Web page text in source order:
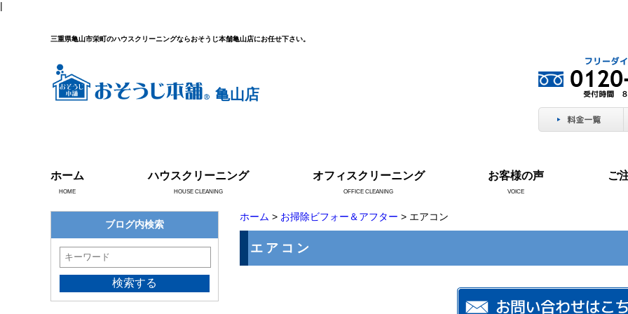
|
三重県亀山市栄町のハウスクリーニングならおそうじ本舗亀山店にお任せ下さい。
亀山店
ホーム
HOME
ハウスクリーニング
HOUSE CLEANING
オフィスクリーニング
OFFICE CLEANING
お客様の声
VOICE
ご
ホーム > お掃除ビフォー＆アフター > エアコン
エアコン
ブログ内検索